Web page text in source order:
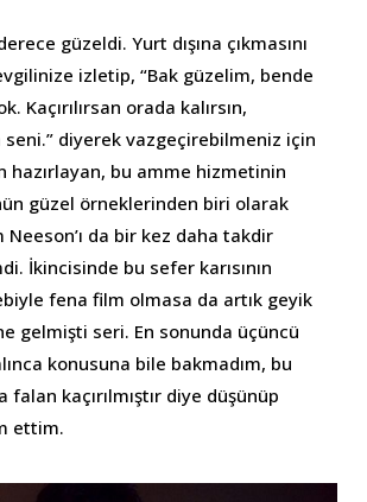
güzeldi. Yurt dışına çıkmasını
izletip, “Bak güzelim, bende
Kaçırılırsan orada kalırsın,
diyerek vazgeçirebilmeniz için
hazırlayan, bu amme hizmetinin
güzel örneklerinden biri olarak
da bir kez daha takdir
İkincisinde bu sefer karısının
fena film olmasa da artık geyik
gelmişti seri. En sonunda üçüncü
konusuna bile bakmadım, bu
kaçırılmıştır diye düşünüp
ettim.